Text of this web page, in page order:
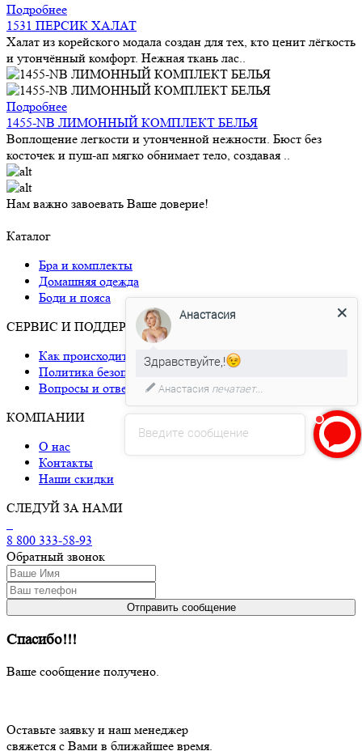
Подробнее
1531 ПЕРСИК ХАЛАТ
Халат из корейского модала создан для тех, кто ценит лёгкость
и утончённый комфорт. Нежная ткань лас..
Подробнее
1455-NB ЛИМОННЫЙ КОМПЛЕКТ БЕЛЬЯ
Воплощение легкости и утонченной нежности. Бюст без
косточек и пуш-ап мягко обнимает тело, создавая ..
Нам важно завоевать Ваше доверие!
Каталог
Бра и комплекты
Домашняя одежда
Боди и пояса
СЕРВИС И ПОДДЕРЖКА
Как происходит доставка
Политика безопасности
Вопросы и ответы
КОМПАНИИ
О нас
Контакты
Наши скидки
СЛЕДУЙ ЗА НАМИ
8 800 333-58-93
Обратный звонок
Спасибо!!!
Ваше сообщение получено.
Оставьте заявку и наш менеджер
свяжется с Вами в ближайшее время.
Введите сообщение
Анастасия
Здравствуйте,!
Анастасия печатает...